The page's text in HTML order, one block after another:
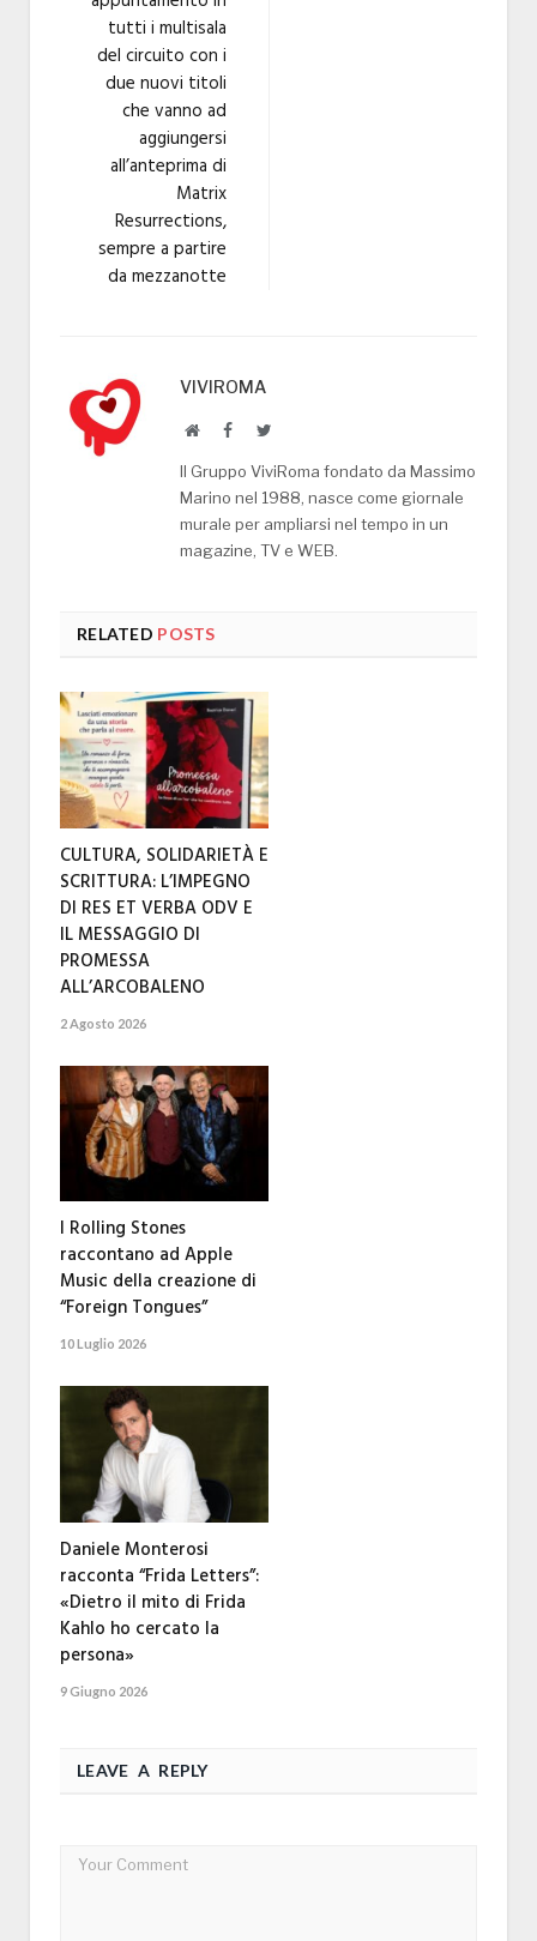
tutti i multisala
del circuito con i
due nuovi titoli
che vanno ad
aggiungersi
all’anteprima di
Matrix
Resurrections,
sempre a partire
da mezzanotte
VIVIROMA
WebsiteFacebookTwitter
Il Gruppo ViviRoma fondato da Massimo
Marino nel 1988, nasce come giornale
murale per ampliarsi nel tempo in un
magazine, TV e WEB.
RELATED POSTS
CULTURA, SOLIDARIETÀ E
SCRITTURA: L’IMPEGNO
DI RES ET VERBA ODV E
IL MESSAGGIO DI
PROMESSA
ALL’ARCOBALENO
2 Agosto 2026
I Rolling Stones
raccontano ad Apple
Music della creazione di
“Foreign Tongues”
10 Luglio 2026
Daniele Monterosi
racconta “Frida Letters”:
«Dietro il mito di Frida
Kahlo ho cercato la
persona»
9 Giugno 2026
LEAVE A REPLY